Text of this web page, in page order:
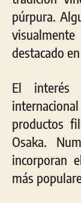
púrpura.
destacado
El interés
productos
Osaka.
incorporan
más